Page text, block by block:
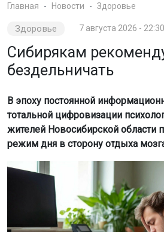
Главная Новости Здоровье
Здоровье 7 августа 2026 - 22:30
Сибирякам
бездельничать
В эпоху постоянной
тотальной цифровизации
жителей Новосибирской области
режим дня в сторону отдыха